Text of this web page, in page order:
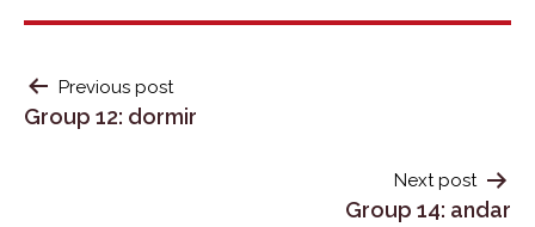
POST
NAVIGATION
Previous post
Group 12: dormir
Next post
Group 14: andar